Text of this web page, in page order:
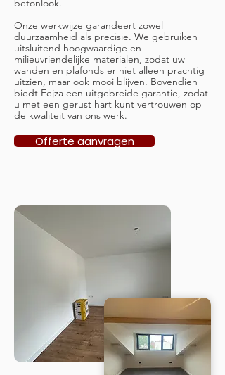
betonlook.
Onze werkwijze garandeert zowel
duurzaamheid als precisie. We gebruiken
uitsluitend hoogwaardige en
milieuvriendelijke materialen, zodat uw
wanden en plafonds er niet alleen prachtig
uitzien, maar ook mooi blijven. Bovendien
biedt Fejza een uitgebreide garantie, zodat
u met een gerust hart kunt vertrouwen op
de kwaliteit van ons werk.
Offerte aanvragen